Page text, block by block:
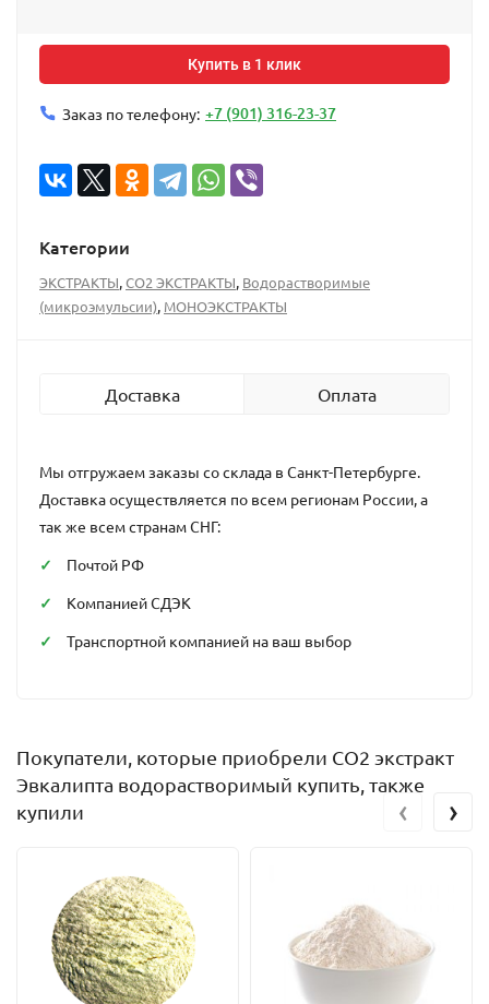
Купить в 1 клик
Заказ по телефону: +7 (901) 316-23-37
Категории
ЭКСТРАКТЫ,СО2 ЭКСТРАКТЫ, Водорастворимые
(микроэмульсии), МОНОЭКСТРАКТЫ
Доставка Оплата
Мы отгружаем заказы со склада в Санкт-Петербурге.
Доставка осуществляется по всем регионам России, а
так же всем странам СНГ:
Почтой РФ
Компанией СДЭК
Транспортной компанией на ваш выбор
Покупатели, которые приобрели СО2 экстракт
Эвкалипта водорастворимый купить, также
купили
‹ ›